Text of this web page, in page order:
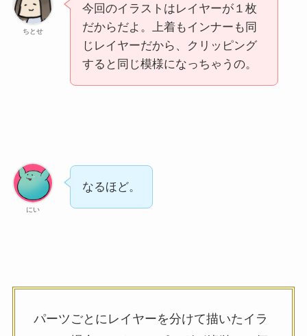
ちとせ
今回のイラストはレイヤーが１枚
だからだよ。上着もインナーも同
じレイヤーだから、クリッピング
すると同じ模様になっちゃうの。
にい
なるほど。
パーツごとにレイヤーを分けて描いたイラ